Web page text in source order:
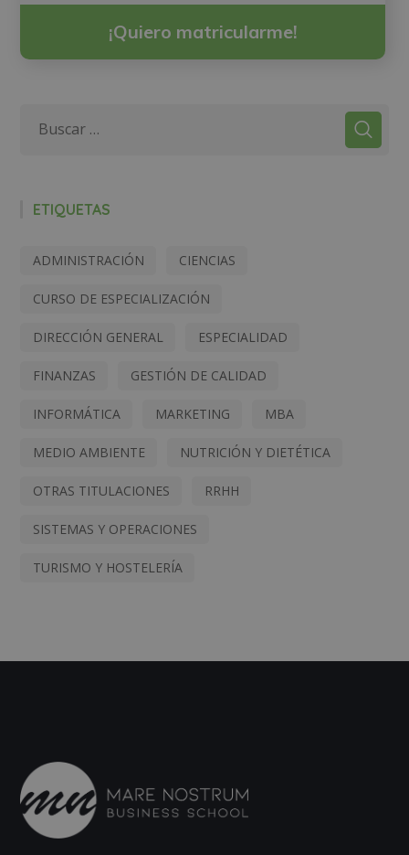
¡Quiero matricularme!
ETIQUETAS
ADMINISTRACIÓN CIENCIAS
CURSO DE ESPECIALIZACIÓN
DIRECCIÓN GENERAL ESPECIALIDAD
FINANZAS GESTIÓN DE CALIDAD
INFORMÁTICA MARKETING MBA
MEDIO AMBIENTE NUTRICIÓN Y DIETÉTICA
OTRAS TITULACIONES RRHH
SISTEMAS Y OPERACIONES
TURISMO Y HOSTELERÍA